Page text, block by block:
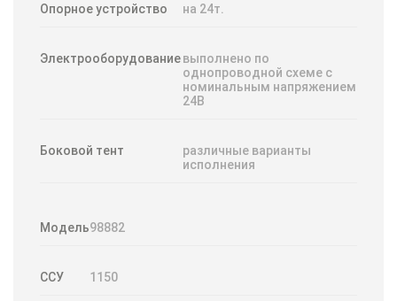
Опорное устройство на 24т.
Электрооборудованиевыполнено по
однопроводной схеме с
номинальным напряжением
24В
Боковой тент
различные варианты
исполнения
Модель98882
ССУ 1150